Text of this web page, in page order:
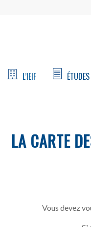
L’IEIF ÉTUDES
LA CARTE
Vous devez